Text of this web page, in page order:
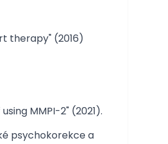
therapy" (2016)
MMPI-2" (2021).
psychokorekce a